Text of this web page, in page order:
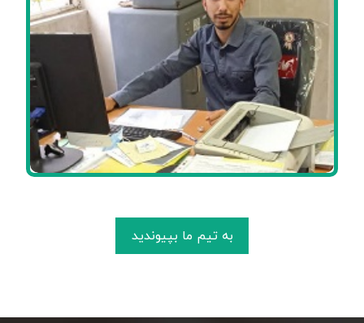
به تیم ما بپیوندید